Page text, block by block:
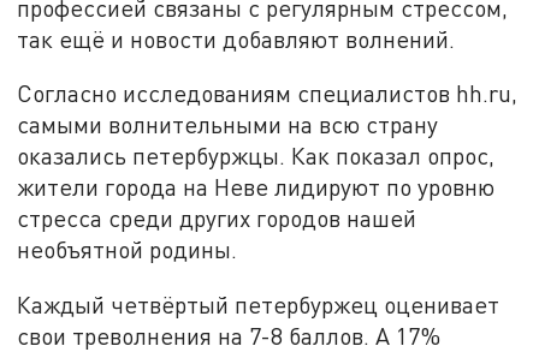
профессией связаны с регулярным стрессом,
так ещё и новости добавляют волнений.
Согласно исследованиям специалистов hh.ru,
самыми волнительными на всю страну
оказались петербуржцы. Как показал опрос,
жители города на Неве лидируют по уровню
стресса среди других городов нашей
необъятной родины.
Каждый четвёртый петербуржец оценивает
свои треволнения на 7-8 баллов. А 17%